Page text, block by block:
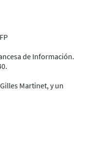
de Información.
Martinet, y un